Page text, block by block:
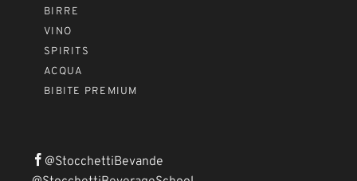
BIRRE
VINO
SPIRITS
ACQUA
BIBITE PREMIUM
@StocchettiBevande